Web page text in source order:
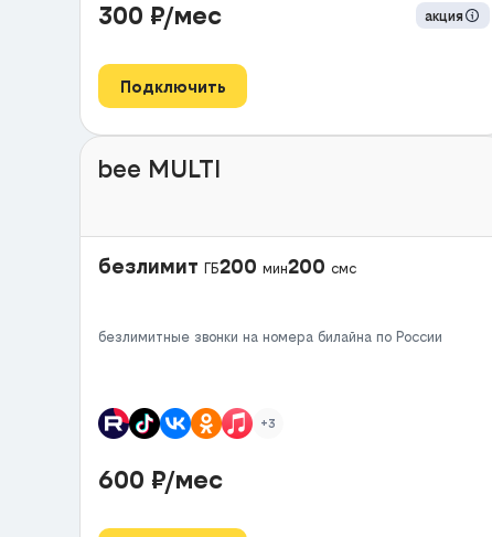
300 ₽/мес акция
Подключить
bee MULTI
безлимит ГБ200 мин200 смс
безлимитные звонки на номера билайна по России
+3
600 ₽/мес